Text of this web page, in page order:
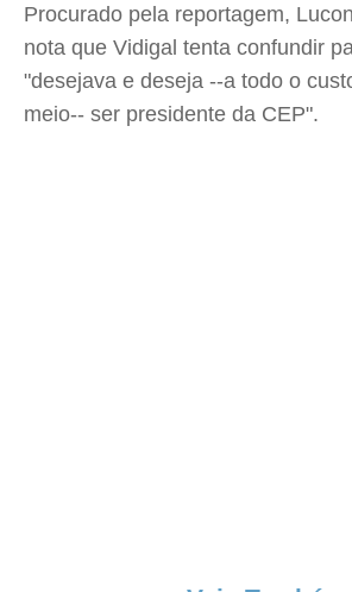
Procurado pela reportagem,
nota que Vidigal tenta confundir
"desejava e deseja --a todo o
meio-- ser presidente da CEP".